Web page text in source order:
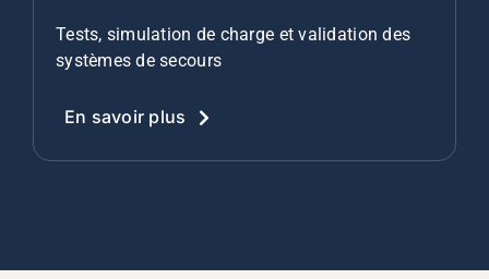
Tests, simulation de charge et validation des
systèmes de secours
En savoir plus